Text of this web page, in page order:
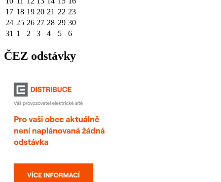
17 18 19 20 21 22 23
24 25 26 27 28 29 30
31 1 2 3 4 5 6
ČEZ odstávky